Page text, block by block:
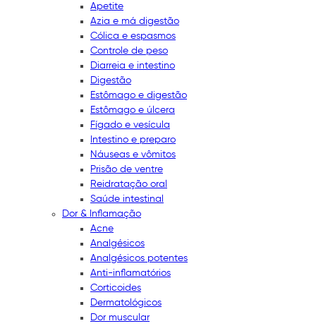
Apetite
Azia e má digestão
Cólica e espasmos
Controle de peso
Diarreia e intestino
Digestão
Estômago e digestão
Estômago e úlcera
Fígado e vesícula
Intestino e preparo
Náuseas e vômitos
Prisão de ventre
Reidratação oral
Saúde intestinal
Dor & Inflamação
Acne
Analgésicos
Analgésicos potentes
Anti-inflamatórios
Corticoides
Dermatológicos
Dor muscular